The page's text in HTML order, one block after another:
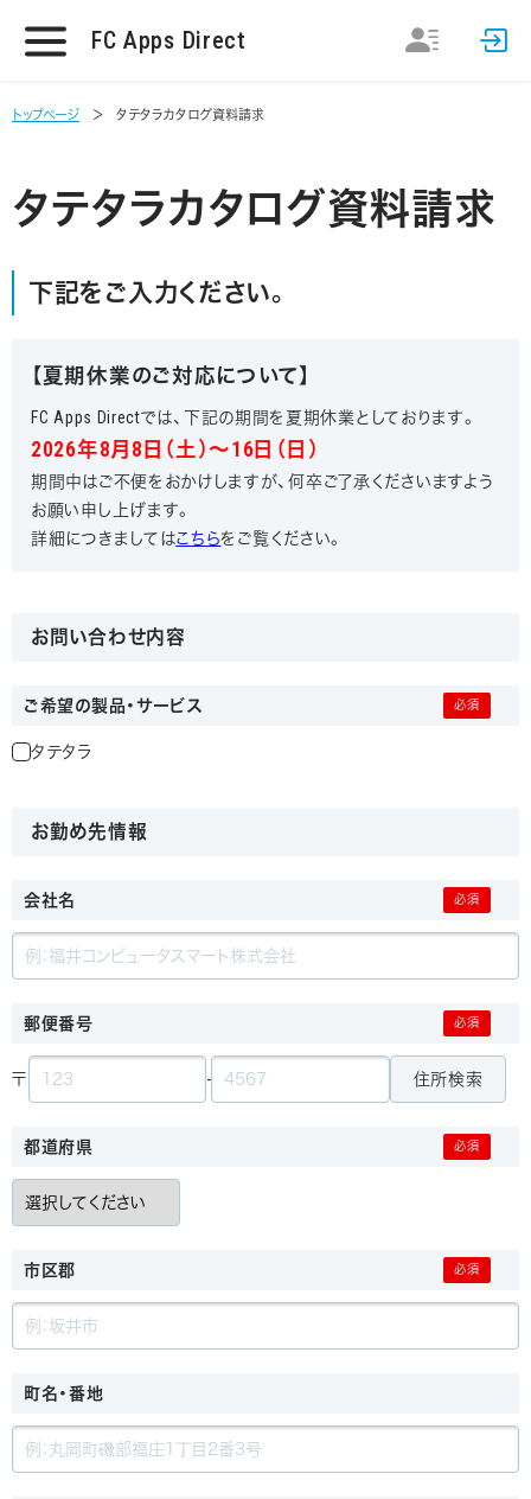
FC Apps Direct
トップページ タテタラカタログ資料請求
タテタラカタログ資料請求
下記をご入力ください。
【夏期休業のご対応について】
FC Apps Directでは、下記の期間を夏期休業としております。
2026年8月8日（土）～16日（日）
期間中はご不便をおかけしますが、何卒ご了承くださいますよう
お願い申し上げます。
詳細につきましてはこちらをご覧ください。
お問い合わせ内容
ご希望の製品・サービス
タテタラ
お勤め先情報
会社名
郵便番号
〒 - 住所検索
都道府県
市区郡
町名・番地